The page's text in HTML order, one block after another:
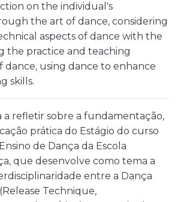
on the individual's
the art of dance, considering
aspects of dance with the
the practice and teaching
dance, using dance to enhance
skills.
a refletir sobre a fundamentação,
prática do Estágio do curso
de Dança da Escola
que desenvolve como tema a
entre a Dança
Technique,